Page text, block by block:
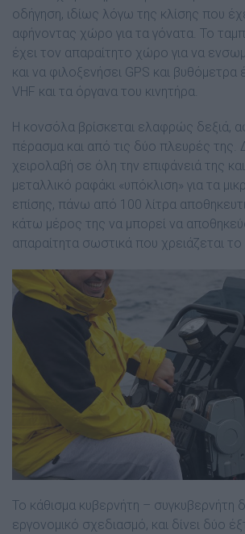
οδήγηση, ιδίως λόγω της κλίσης που
αφήνοντας χώρο για τα γόνατα. Το
έχει τον απαραίτητο χώρο για να
και να φιλοξενήσει GPS και βυθόµετρα
VHF και τα όργανα του κινητήρα.
Η κονσόλα βρίσκεται ελαφρώς δεξιά,
πέρασµα και από τις δύο πλευρές της.
χειρολαβή σε όλη την επιφάνειά της
µεταλλικό ραφάκι «υπόκλιση» για τα
επίσης, πάνω από 100 λίτρα
κάτω µέρος της να µπορεί να
απαραίτητα σωστικά που χρειάζεται
Το κάθισµα κυβερνήτη – συγκυβερνήτη
εργονοµικό σχεδιασµό, και δίνει δύο